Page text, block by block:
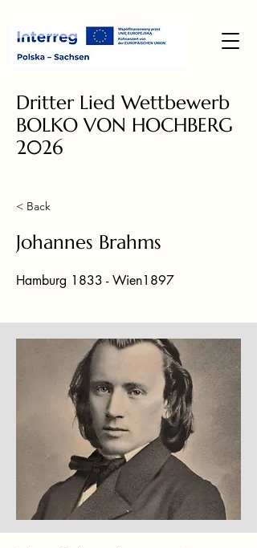
Dritter Lied Wettbewerb
BOLKO VON HOCHBERG
2026
< Back
Johannes Brahms
Hamburg 1833 - Wien1897